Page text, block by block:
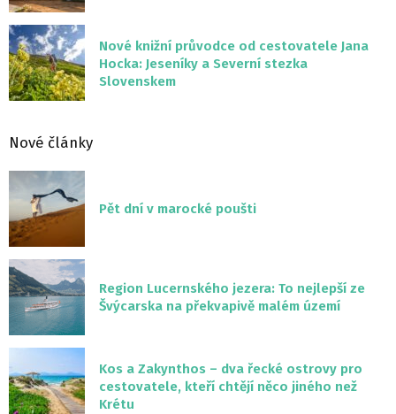
Nové knižní průvodce od cestovatele Jana
Hocka: Jeseníky a Severní stezka
Slovenskem
Nové články
Pět dní v marocké poušti
Region Lucernského jezera: To nejlepší ze
Švýcarska na překvapivě malém území
Kos a Zakynthos – dva řecké ostrovy pro
cestovatele, kteří chtějí něco jiného než
Krétu